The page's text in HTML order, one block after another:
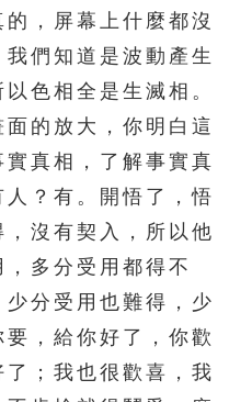
，屏幕上什麼都沒
們知道是波動產生
色相全是生滅相。
的放大，你明白這
真相，了解事實真
？有。開悟了，悟
沒有契入，所以他
多分受用都得不
分受用也難得，少
，給你好了，你歡
；我也很歡喜，我